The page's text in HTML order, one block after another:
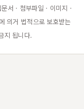
서 · 첨부파일 · 이미지 ·
의거 법적으로 보호받는
지 됩니다.